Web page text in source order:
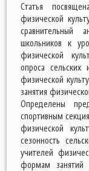
Статья
физической
сравнительный
школьников к
физической
опроса сельских
физической
занятия
Определены
спортивным
физической
сезонность
учителей
формам занятий